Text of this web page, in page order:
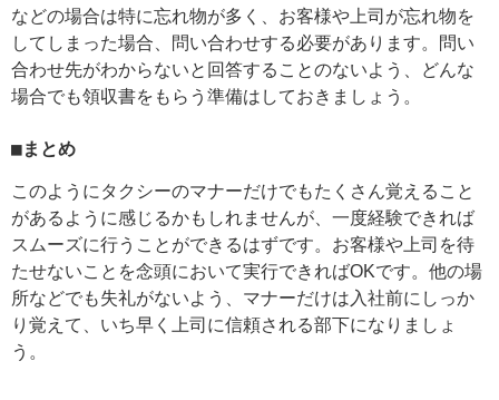
などの場合は特に忘れ物が多く、お客様や上司が忘れ物を
してしまった場合、問い合わせする必要があります。問い
合わせ先がわからないと回答することのないよう、どんな
場合でも領収書をもらう準備はしておきましょう。
■まとめ
このようにタクシーのマナーだけでもたくさん覚えること
があるように感じるかもしれませんが、一度経験できれば
スムーズに行うことができるはずです。お客様や上司を待
たせないことを念頭において実行できればOKです。他の場
所などでも失礼がないよう、マナーだけは入社前にしっか
り覚えて、いち早く上司に信頼される部下になりましょ
う。